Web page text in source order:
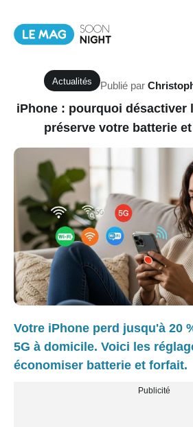
Actualités Publié par
iPhone : pourquoi désactiver
préserve votre batterie
Votre iPhone perd jusqu'à 20
5G à domicile. Voici les
économiser batterie et forfait.